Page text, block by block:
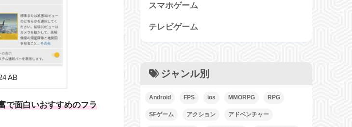
AB
で面白いおすすめのフラ
スマホゲーム
テレビゲーム
ジャンル別
Android FPS ios MMORPG RPG
SFゲーム アクション アドベンチャー